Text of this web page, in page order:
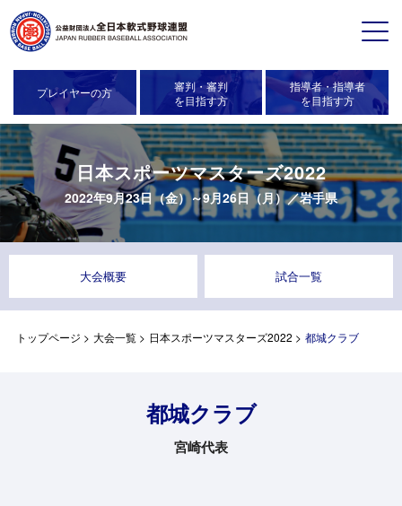
プレイヤーの方
審判・審判
を目指す方
指導者・指導者
を目指す方
日本スポーツマスターズ2022
2022年9月23日（金）～9月26日（月）／岩手県
大会概要 試合一覧
トップページ > 大会一覧> 日本スポーツマスターズ2022 > 都城クラブ
都城クラブ
宮崎代表